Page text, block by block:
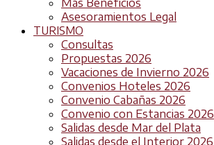
Más Beneficios
Asesoramientos Legal
TURISMO
Consultas
Propuestas 2026
Vacaciones de Invierno 2026
Convenios Hoteles 2026
Convenio Cabañas 2026
Convenio con Estancias 2026
Salidas desde Mar del Plata
Salidas desde el Interior 2026